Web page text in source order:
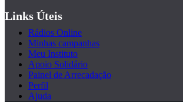
Links Úteis
Rádios Online
Minhas campanhas
Meu Instituto
Apoio Solidário
Painel de Arrecadação
Perfil
Ajuda